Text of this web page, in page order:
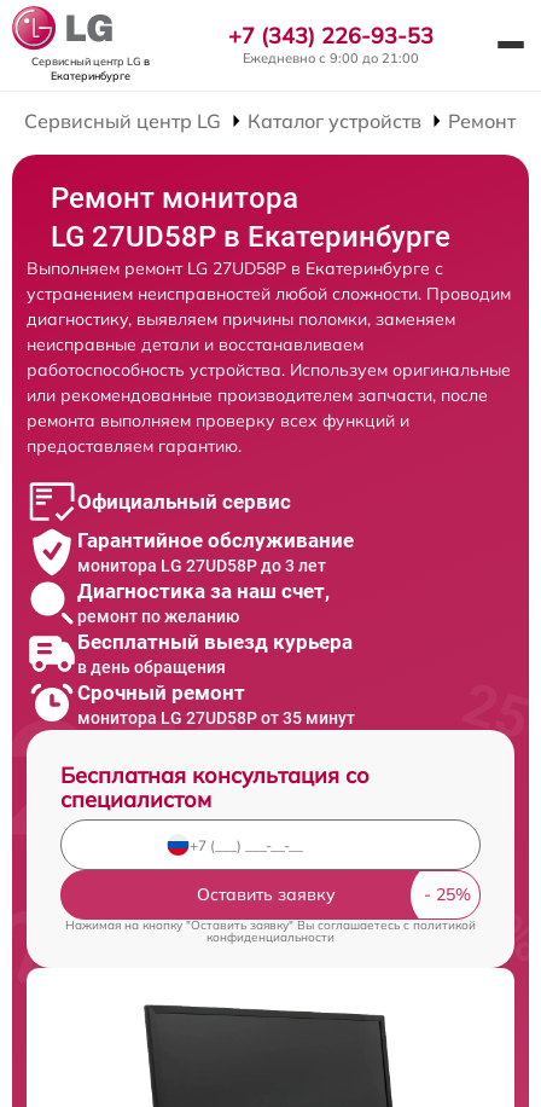
Сервисный центр LG в
Екатеринбурге
+7 (343) 226-93-53
Ежедневно с 9:00 до 21:00
Сервисный центр LG Каталог устройств Ремонт
Ремонт монитора
LG 27UD58P в Екатеринбурге
Выполняем ремонт LG 27UD58P в Екатеринбурге с
устранением неисправностей любой сложности. Проводим
диагностику, выявляем причины поломки, заменяем
неисправные детали и восстанавливаем
работоспособность устройства. Используем оригинальные
или рекомендованные производителем запчасти, после
ремонта выполняем проверку всех функций и
предоставляем гарантию.
Официальный сервис
Гарантийное обслуживание
монитора LG 27UD58P до 3 лет
Диагностика за наш счет,
ремонт по желанию
Бесплатный выезд курьера
в день обращения
Срочный ремонт
монитора LG 27UD58P от 35 минут
Бесплатная консультация со
специалистом
Оставить заявку
Нажимая на кнопку "Оставить заявку" Вы соглашаетесь cполитикой
конфиденциальности